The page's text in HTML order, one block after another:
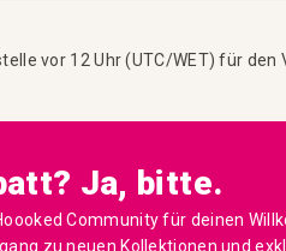
vor 12 Uhr (UTC/WET) für den
Ja, bitte.
Community für deinen
zu neuen Kollektionen und